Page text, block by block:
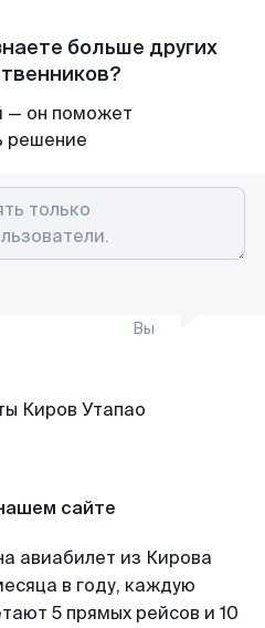
больше других
— он поможет
решение
Вы
сайте
авиабилет из Кирова
в году, каждую
5 прямых рейсов и 10